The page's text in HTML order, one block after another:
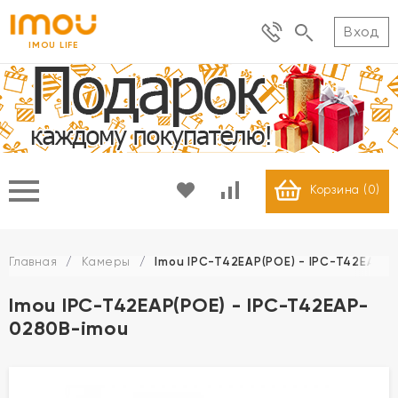
IMOU LIFE
Вход
Корзина ( 0)
Главная / Камеры / Imou IPC-T42EAP(POE) - IPC-
Imou IPC-T42EAP(POE) - IPC-T42EAP-
0280B-imou